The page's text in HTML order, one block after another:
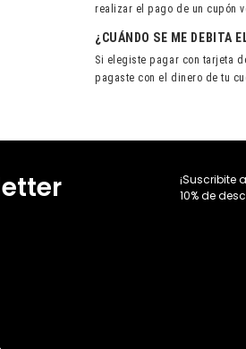
realizar el pago de un cupón
¿CUÁNDO SE ME DEBITA
Si elegiste pagar con tarjeta
pagaste con el dinero de tu
¡Suscribite
10% de